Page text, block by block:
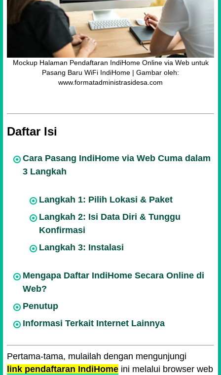
Mockup Halaman Pendaftaran IndiHome Online via Web untuk
Pasang Baru WiFi IndiHome | Gambar oleh:
www.formatadministrasidesa.com
Daftar Isi
Cara Pasang IndiHome via Web Cuma dalam
3 Langkah
Langkah 1: Pilih Lokasi & Paket
Langkah 2: Isi Data Diri & Tunggu
Konfirmasi
Langkah 3: Instalasi
Mengapa Daftar IndiHome Secara Online di
Web?
Penutup
Informasi Terkait Internet Lainnya
Pertama-tama, mulailah dengan mengunjungi
link pendaftaran IndiHome ini melalui browser web